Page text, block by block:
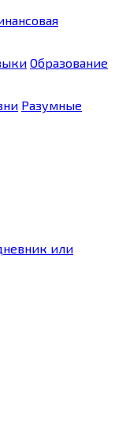
Образование
Разумные
или